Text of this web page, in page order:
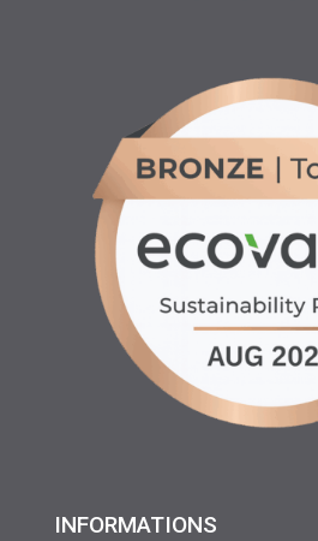
INFORMATIONS